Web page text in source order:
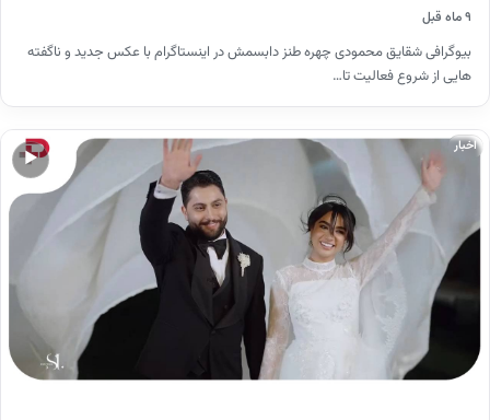
۹ ماه قبل
بیوگرافی شقایق محمودی چهره طنز دابسمش در اینستاگرام با عکس جدید و ناگفته
هایی از شروع فعالیت تا…
▶
اخبار